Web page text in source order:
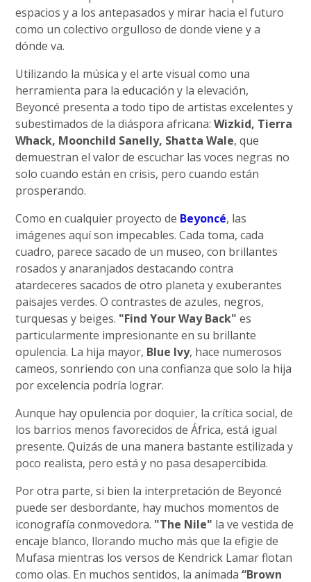
espacios y a los antepasados y mirar hacia el futuro
como un colectivo orgulloso de donde viene y a
dónde va.
Utilizando la música y el arte visual como una
herramienta para la educación y la elevación,
Beyoncé presenta a todo tipo de artistas excelentes y
subestimados de la diáspora africana:Wizkid, Tierra
Whack, Moonchild Sanelly, Shatta Wale, que
demuestran el valor de escuchar las voces negras no
solo cuando están en crisis, pero cuando están
prosperando.
Como en cualquier proyecto de Beyoncé, las
imágenes aquí son impecables. Cada toma, cada
cuadro, parece sacado de un museo, con brillantes
rosados y anaranjados destacando contra
atardeceres sacados de otro planeta y exuberantes
paisajes verdes. O contrastes de azules, negros,
turquesas y beiges. "Find Your Way Back" es
particularmente impresionante en su brillante
opulencia. La hija mayor, Blue Ivy, hace numerosos
cameos, sonriendo con una confianza que solo la hija
por excelencia podría lograr.
Aunque hay opulencia por doquier, la crítica social, de
los barrios menos favorecidos de África, está igual
presente. Quizás de una manera bastante estilizada y
poco realista, pero está y no pasa desapercibida.
Por otra parte, si bien la interpretación de Beyoncé
puede ser desbordante, hay muchos momentos de
iconografía conmovedora. "The Nile" la ve vestida de
encaje blanco, llorando mucho más que la efigie de
Mufasa mientras los versos de Kendrick Lamar flotan
como olas. En muchos sentidos, la animada“Brown